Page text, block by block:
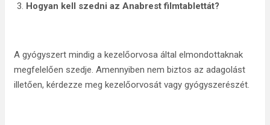
Hogyan kell szedni az Anabrest filmtablettát?
A gyógyszert mindig a kezelőorvosa által elmondottaknak
megfelelően szedje. Amennyiben nem biztos az adagolást
illetően, kérdezze meg kezelőorvosát vagy gyógyszerészét.